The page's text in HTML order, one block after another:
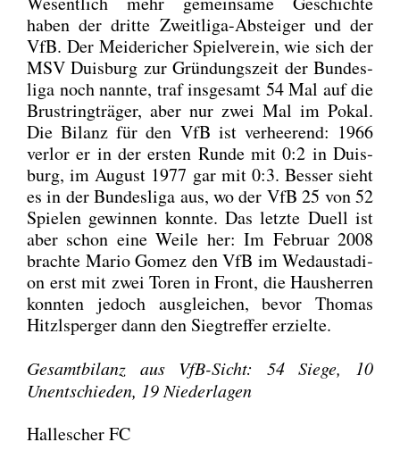
haben der drit­te Zweit­li­ga-Abstei­ger und der
VfB. Der Mei­de­ri­cher Spiel­ver­ein, wie sich der
MSV Duis­burg zur Grün­dungs­zeit der Bun­des­
li­ga noch nann­te, traf ins­ge­samt 54 Mal auf die
Brust­ring­trä­ger, aber nur zwei Mal im Pokal.
Die Bilanz für den VfB ist ver­hee­rend: 1966
ver­lor er in der ers­ten Run­de mit 0:2 in Duis­
burg, im August 1977 gar mit 0:3. Bes­ser sieht
es in der Bun­des­li­ga aus, wo der VfB 25 von 52
Spie­len gewin­nen konn­te. Das letz­te Duell ist
aber schon eine Wei­le her: Im Febru­ar 2008
brach­te Mario Gomez den VfB im Wed­au­s­ta­di­
on erst mit zwei Toren in Front, die Haus­her­ren
konn­ten jedoch aus­glei­chen, bevor Tho­mas
Hitzl­sper­ger dann den Sieg­tref­fer erziel­te.
Gesamt­bi­lanz aus VfB-Sicht: 54 Sie­ge, 10
Unent­schie­den, 19 Nie­der­la­gen
Hallescher FC